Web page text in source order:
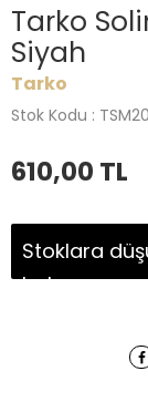
Tarko
Siyah
Tarko
Stok Kodu :
610,00 TL
Stoklara
haber ver